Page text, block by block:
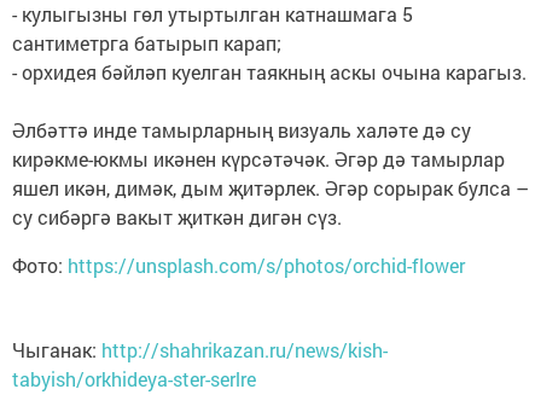
- кулыгызны гөл утыртылган катнашмага 5
сантиметрга батырып карап;
- орхидея бәйләп куелган таякның аскы очына карагыз.
Әлбәттә инде тамырларның визуаль халәте дә су
кирәкме-юкмы икәнен күрсәтәчәк. Әгәр дә тамырлар
яшел икән, димәк, дым җитәрлек. Әгәр сорырак булса –
су сибәргә вакыт җиткән дигән сүз.
Фото: https://unsplash.com/s/photos/orchid-flower
Чыганак: http://shahrikazan.ru/news/kish-
tabyish/orkhideya-ster-serlre